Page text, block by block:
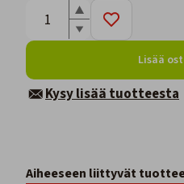
Lisää
Kysy lisää tuotteesta
Aiheeseen liittyvät